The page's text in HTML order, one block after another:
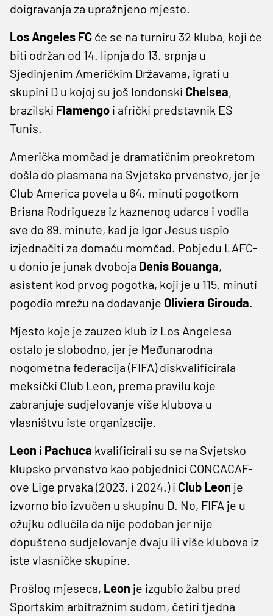
doigravanja za upražnjeno mjesto.
Los Angeles FC će se na turniru 32 kluba, koji će
biti održan od 14. lipnja do 13. srpnja u
Sjedinjenim Američkim Državama, igrati u
skupini D u kojoj su još londonski Chelsea,
brazilski Flamengo i afrički predstavnik ES
Tunis.
Američka momčad je dramatičnim preokretom
došla do plasmana na Svjetsko prvenstvo, jer je
Club America povela u 64. minuti pogotkom
Briana Rodrigueza iz kaznenog udarca i vodila
sve do 89. minute, kad je Igor Jesus uspio
izjednačiti za domaću momčad. Pobjedu LAFC-
u donio je junak dvoboja Denis Bouanga,
asistent kod prvog pogotka, koji je u 115. minuti
pogodio mrežu na dodavanje Oliviera Girouda.
Mjesto koje je zauzeo klub iz Los Angelesa
ostalo je slobodno, jer je Međunarodna
nogometna federacija (FIFA) diskvalificirala
meksički Club Leon, prema pravilu koje
zabranjuje sudjelovanje više klubova u
vlasništvu iste organizacije.
Leon i Pachuca kvalificirali su se na Svjetsko
klupsko prvenstvo kao pobjednici CONCACAF-
ove Lige prvaka (2023. i 2024.) i Club Leon je
izvorno bio izvučen u skupinu D. No, FIFA je u
ožujku odlučila da nije podoban jer nije
dopušteno sudjelovanje dvaju ili više klubova iz
iste vlasničke skupine.
Prošlog mjeseca, Leon je izgubio žalbu pred
Sportskim arbitražnim sudom, četiri tjedna